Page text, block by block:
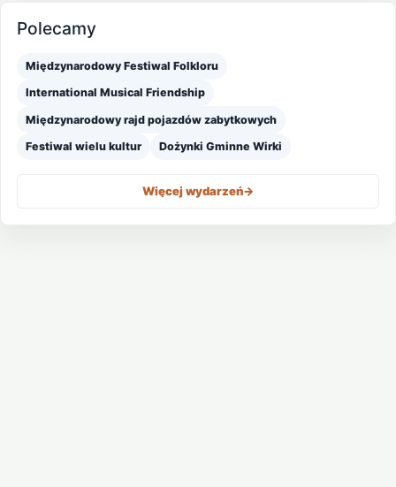
Polecamy
Międzynarodowy Festiwal Folkloru
International Musical Friendship
Międzynarodowy rajd pojazdów zabytkowych
Festiwal wielu kultur Dożynki Gminne Wirki
Więcej wydarzeń->